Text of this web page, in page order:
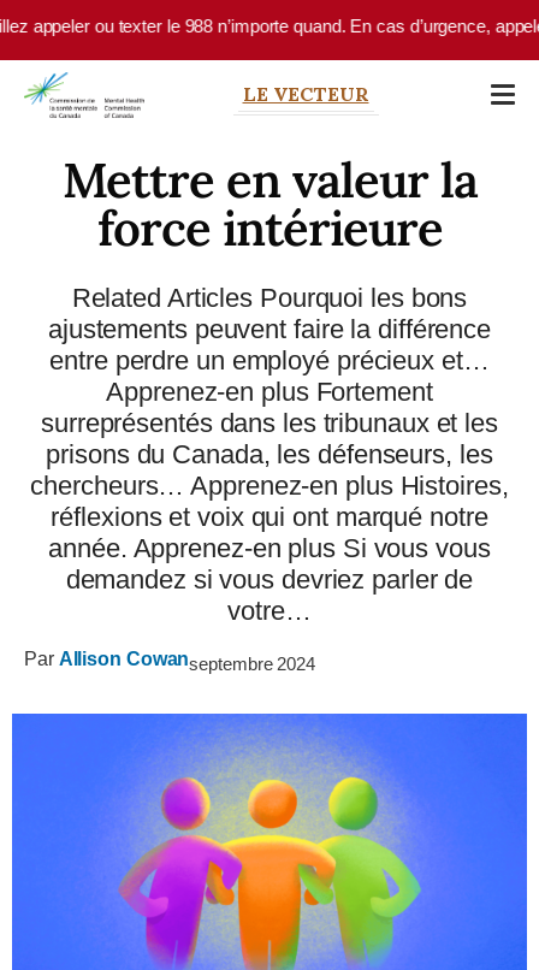
Skip to main content
ou texter le 988 n’importe quand. En cas d’urgence, appelez le 9-
LE VECTEUR
Mettre en valeur la
force intérieure
Related Articles Pourquoi les bons
ajustements peuvent faire la différence
entre perdre un employé précieux et…
Apprenez-en plus Fortement
surreprésentés dans les tribunaux et les
prisons du Canada, les défenseurs, les
chercheurs… Apprenez-en plus Histoires,
réflexions et voix qui ont marqué notre
année. Apprenez-en plus Si vous vous
demandez si vous devriez parler de
votre…
Par Allison Cowanseptembre 2024